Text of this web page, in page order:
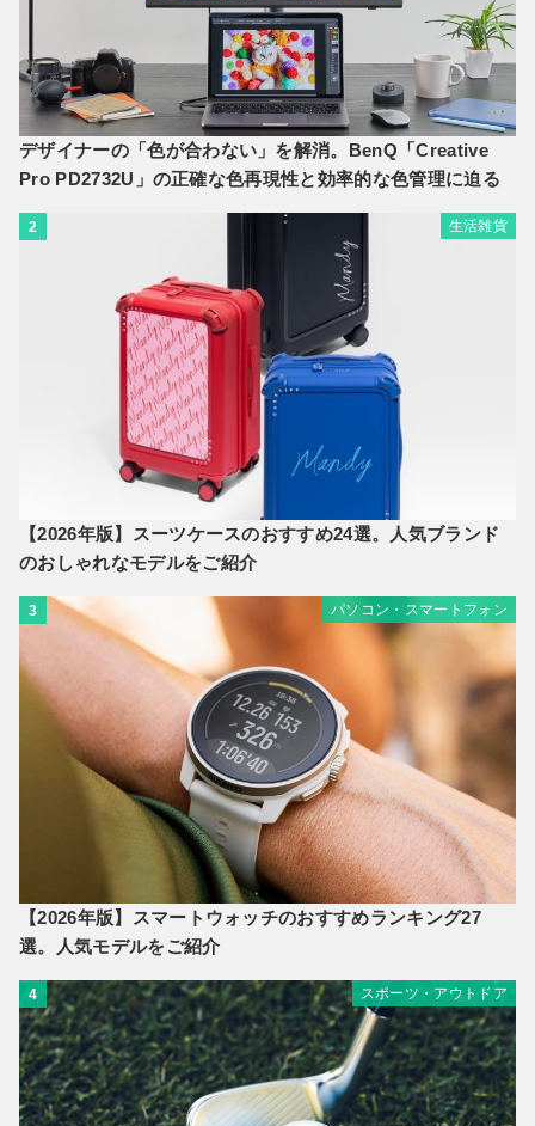
デザイナーの「色が合わない」を解消。BenQ「Creative
Pro PD2732U」の正確な色再現性と効率的な色管理に迫る
2 生活雑貨
【2026年版】スーツケースのおすすめ24選。人気ブランド
のおしゃれなモデルをご紹介
3 パソコン・スマートフォン
【2026年版】スマートウォッチのおすすめランキング27
選。人気モデルをご紹介
4 スポーツ・アウトドア